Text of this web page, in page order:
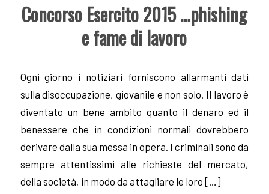
Concorso Esercito 2015 …phishing
e fame di lavoro
Ogni giorno i notiziari forniscono allarmanti dati
sulla disoccupazione, giovanile e non solo. Il lavoro è
diventato un bene ambito quanto il denaro ed il
benessere che in condizioni normali dovrebbero
derivare dalla sua messa in opera. I criminali sono da
sempre attentissimi alle richieste del mercato,
della società, in modo da attagliare le loro […]